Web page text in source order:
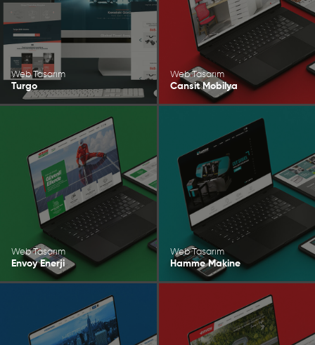
Web Tasarım
Turgo
Web Tasarım
Cansit Mobilya
Web Tasarım
Envoy Enerji
Web Tasarım
Hamme Makine